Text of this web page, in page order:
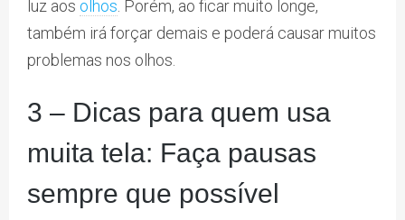
luz aos olhos . Porém, ao ficar muito longe,
também irá forçar demais e poderá causar muitos
problemas nos olhos.
3 – Dicas para quem usa
muita tela: Faça pausas
sempre que possível